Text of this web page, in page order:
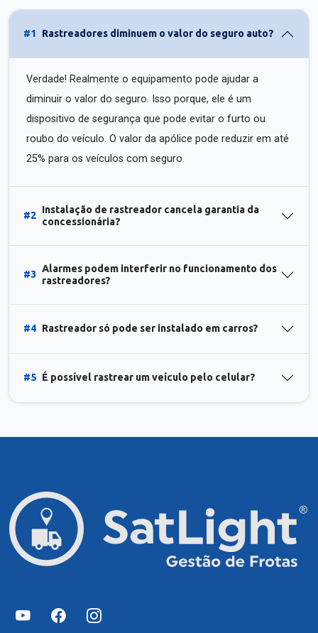
#1 Rastreadores diminuem o valor do seguro auto?
Verdade! Realmente o equipamento pode ajudar a
diminuir o valor do seguro. Isso porque, ele é um
dispositivo de segurança que pode evitar o furto ou
roubo do veículo. O valor da apólice pode reduzir em até
25% para os veículos com seguro.
#2
Instalação de rastreador cancela garantia da
concessionária?
#3
Alarmes podem interferir no funcionamento dos
rastreadores?
#4 Rastreador só pode ser instalado em carros?
#5 É possível rastrear um veículo pelo celular?